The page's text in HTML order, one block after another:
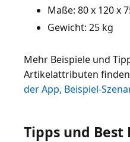
Maße: 80 x 120 x
Gewicht: 25 kg
Mehr Beispiele und
Artikelattributen finden
der App, Beispiel-
Tipps und Best